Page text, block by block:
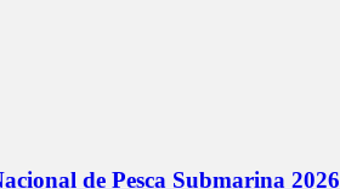
de Pesca Submarina 2026